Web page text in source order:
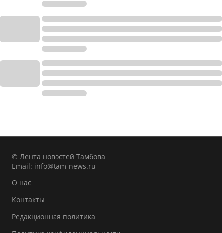
© Лента новостей Тамбова
Email: info@tam-news.ru
О нас
Контакты
Редакционная политика